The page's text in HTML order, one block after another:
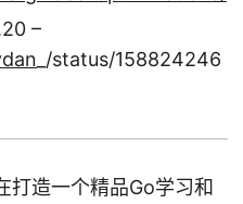
–
_/status/158824246
打造一个精品Go学习和